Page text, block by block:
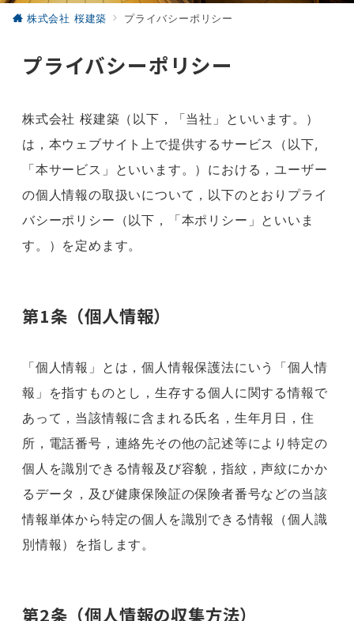
株式会社 桜建築 プライバシーポリシー
プライバシーポリシー
株式会社 桜建築（以下，「当社」といいます。）
は，本ウェブサイト上で提供するサービス（以下,
「本サービス」といいます。）における，ユーザー
の個人情報の取扱いについて，以下のとおりプライ
バシーポリシー（以下，「本ポリシー」といいま
す。）を定めます。
第1条（個人情報）
「個人情報」とは，個人情報保護法にいう「個人情
報」を指すものとし，生存する個人に関する情報で
あって，当該情報に含まれる氏名，生年月日，住
所，電話番号，連絡先その他の記述等により特定の
個人を識別できる情報及び容貌，指紋，声紋にかか
るデータ，及び健康保険証の保険者番号などの当該
情報単体から特定の個人を識別できる情報（個人識
別情報）を指します。
第2条（個人情報の収集方法）